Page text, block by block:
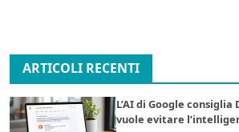
ARTICOLI RECENTI
L’AI di Google consiglia
vuole evitare